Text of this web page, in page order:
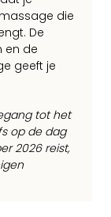
die
De
en de
geeft je
tot het
op de dag
2026 reist,